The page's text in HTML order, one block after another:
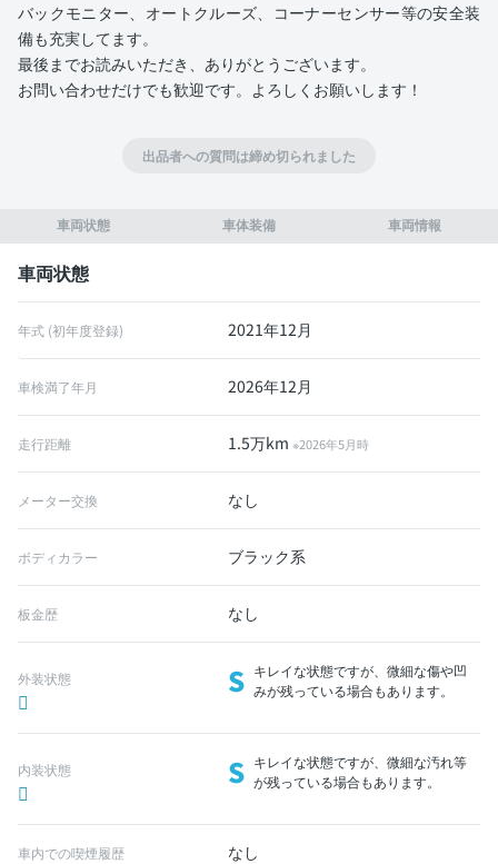
車両状態 車体装備 車両情報
車両状態
年式 (初年度登録) 2021年12月
車検満了年月 2026年12月
走行距離 1.5万km※2026年5月時
メーター交換 なし
ボディカラー ブラック系
板金歴 なし
外装状態 S キレイな状態ですが、微細な傷や凹
みが残っている場合もあります。
内装状態 S キレイな状態ですが、微細な汚れ等
が残っている場合もあります。
車内での喫煙履歴 なし
バックモニター、オートクルーズ、コーナーセンサー等の安全装
備も充実してます。
最後までお読みいただき、ありがとうございます。
お問い合わせだけでも歓迎です。よろしくお願いします！
出品者への質問は締め切られました